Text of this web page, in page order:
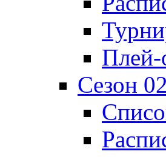
Сезон